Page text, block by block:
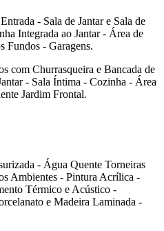
- Sala de Jantar e Sala de
Integrada ao Jantar - Área de
Fundos - Garagens.
com Churrasqueira e Bancada de
- Sala Íntima - Cozinha - Área
Jardim Frontal.
- Água Quente Torneiras
Ambientes - Pintura Acrílica -
Térmico e Acústico -
e Madeira Laminada -